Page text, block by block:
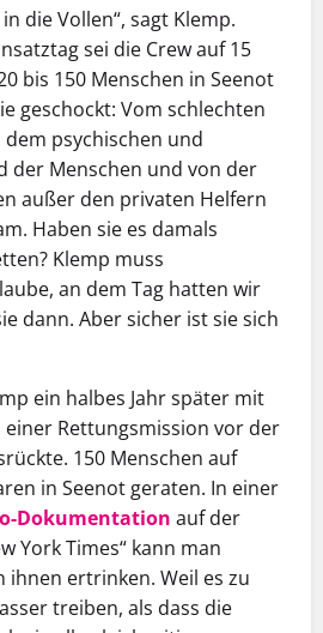
die Vollen“, sagt Klemp.
sei die Crew auf 15
bis 150 Menschen in Seenot
geschockt: Vom schlechten
psychischen und
der Menschen und von der
außer den privaten Helfern
Haben sie es damals
Klemp muss
an dem Tag hatten wir
dann. Aber sicher ist sie sich
ein halbes Jahr später mit
einer Rettungsmission vor der
150 Menschen auf
in Seenot geraten. In einer
Dokumentation auf der
York Times“ kann man
ihnen ertrinken. Weil es zu
treiben, als dass die